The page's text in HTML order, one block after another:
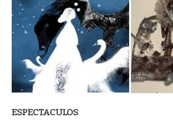
ESPECTACULOS